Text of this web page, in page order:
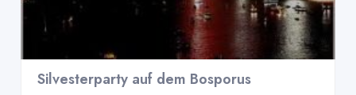
Silvesterparty auf dem Bosporus